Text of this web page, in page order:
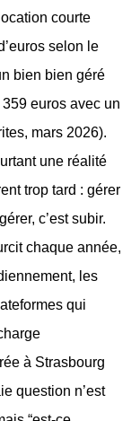
courte
selon le
bien bien géré
euros avec un
mars 2026).
une réalité
trop tard : gérer
c’est subir.
chaque année,
les
qui
à Strasbourg
question n’est